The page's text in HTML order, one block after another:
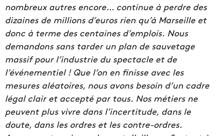
nombreux autres encore… continue à perdre des
dizaines de millions d’euros rien qu’à Marseille et
donc à terme des centaines d’emplois. Nous
demandons sans tarder un plan de sauvetage
massif pour l’industrie du spectacle et de
l’événementiel ! Que l’on en finisse avec les
mesures aléatoires, nous avons besoin d’un cadre
légal clair et accepté par tous. Nos métiers ne
peuvent plus vivre dans l’incertitude, dans le
doute, dans les ordres et les contre-ordres.